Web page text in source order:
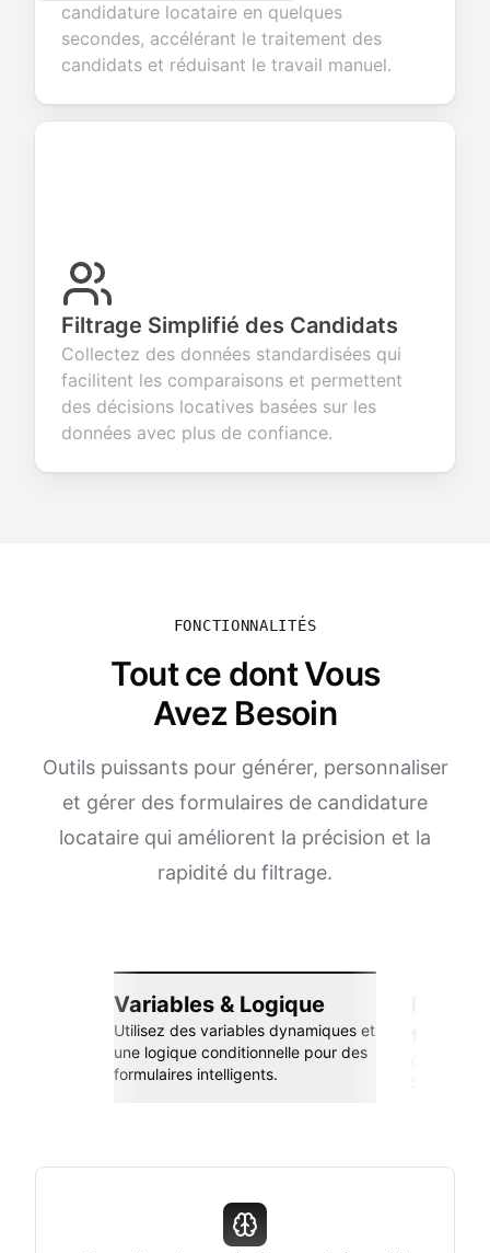
candidature locataire en quelques
secondes, accélérant le traitement des
candidats et réduisant le travail manuel.
Filtrage Simplifié des Candidats
Collectez des données standardisées qui
facilitent les comparaisons et permettent
des décisions locatives basées sur les
données avec plus de confiance.
FONCTIONNALITÉS
Tout ce dont Vous
Avez Besoin
Outils puissants pour générer, personnaliser
et gérer des formulaires de candidature
locataire qui améliorent la précision et la
rapidité du filtrage.
Variables & Logique
Utilisez des variables dynamiques et
une logique conditionnelle pour des
formulaires intelligents.